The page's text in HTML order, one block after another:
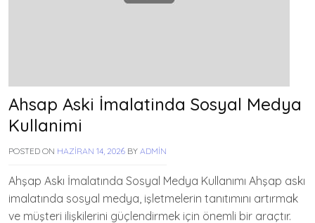
Ahsap Aski İmalatinda Sosyal Medya
Kullanimi
POSTED ON HAZIRAN 14, 2026 BY ADMIN
Ahşap Askı İmalatında Sosyal Medya Kullanımı Ahşap askı
imalatında sosyal medya, işletmelerin tanıtımını artırmak
ve müşteri ilişkilerini güçlendirmek için önemli bir araçtır.